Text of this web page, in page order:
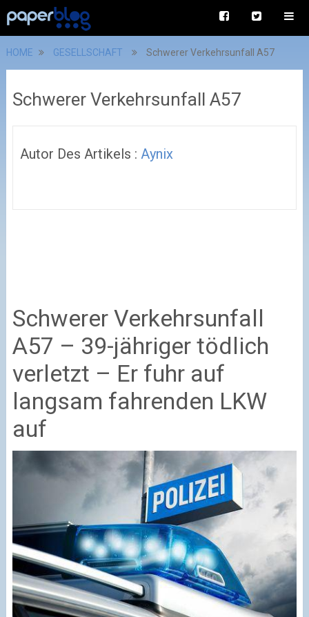
HOME GESELLSCHAFT Schwerer Verkehrsunfall A57
Schwerer Verkehrsunfall A57
Autor Des Artikels : Aynix
Schwerer Verkehrsunfall
A57 – 39-jähriger tödlich
verletzt – Er fuhr auf
langsam fahrenden LKW
auf